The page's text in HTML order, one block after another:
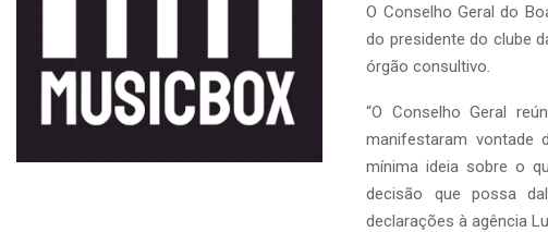
O Conselho Geral do
do presidente do clube
órgão consultivo.
“O Conselho Geral
manifestaram
mínima ideia sobre o
decisão que possa
declarações à agência